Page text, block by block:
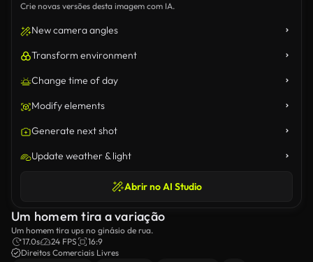
Crie novas versões desta imagem com IA.
New camera angles
Transform environment
Change time of day
Modify elements
Generate next shot
Update weather & light
Abrir no AI Studio
Um homem tira a variação
Um homem tira ups no ginásio de rua.
17.0s
24 FPS
16:9
Direitos Comerciais Livres